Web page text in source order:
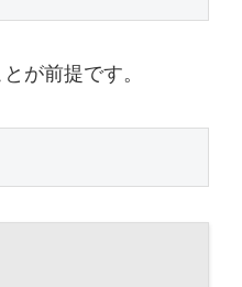
が前提です。